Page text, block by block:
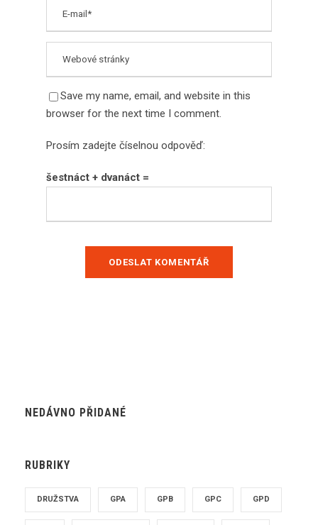
Save my name, email, and website in this
browser for the next time I comment.
Prosím zadejte číselnou odpověď:
šestnáct + dvanáct =
NEDÁVNO PŘIDANÉ
RUBRIKY
DRUŽSTVA GPA GPB GPC GPD